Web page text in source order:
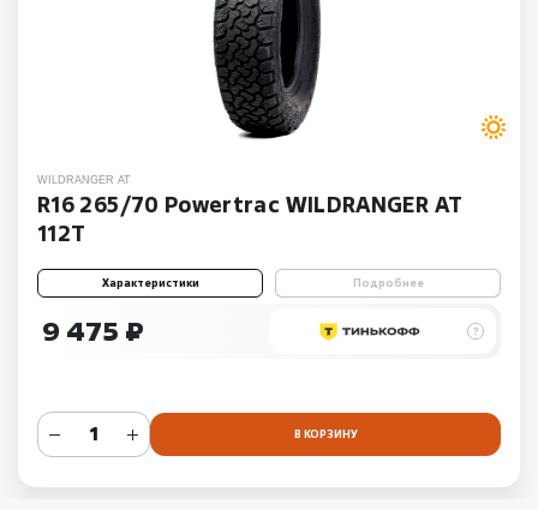
WILDRANGER AT
R16 265/70 Powertrac WILDRANGER AT
112T
Характеристики Подробнее
9 475 ₽
В КОРЗИНУ